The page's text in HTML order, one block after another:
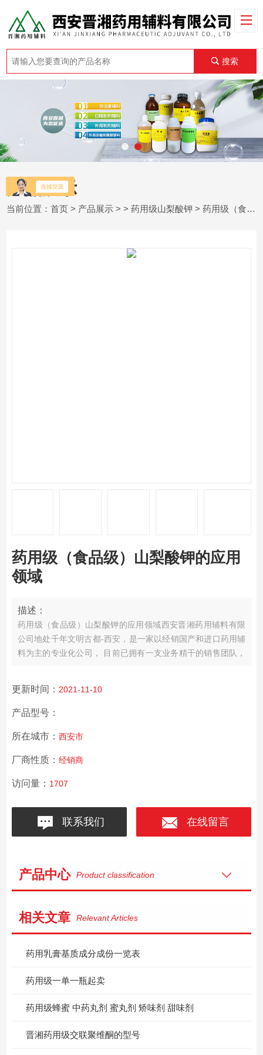
搜索
产品展示
当前位置：首页 > 产品展示 > >药用级山梨酸钾 > 药用级（食品级）山梨酸钾的应用领域
药用级（食品级）山梨酸钾的应用
领域
描述：
药用级（食品级）山梨酸钾的应用领域西安晋湘药用辅料有限
公司地处千年文明古都-西安，是一家以经销国产和进口药用辅
料为主的专业化公司，
目前已拥有一支业务精干的销售团队，
货品按要求配运，保证及时供货。
优质药用辅料，助力行业信息化时代高效发展。
更新时间： 2021-11-10
产品型号：
所在城市： 西安市
厂商性质： 经销商
访问量： 1707
联系我们 在线留言
产品中心 Product classification
相关文章 Relevant Articles
药用乳膏基质成分成份一览表
药用级一单一瓶起卖
药用级蜂蜜 中药丸剂 蜜丸剂 矫味剂 甜味剂
晋湘药用级交联聚维酮的型号